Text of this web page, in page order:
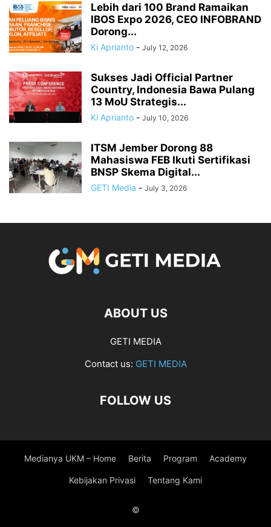
Lebih dari 100 Brand Ramaikan
IBOS Expo 2026, CEO INFOBRAND
Dorong...
Ki Aprianto - July 12, 2026
Sukses Jadi Official Partner
Country, Indonesia Bawa Pulang
13 MoU Strategis...
Ki Aprianto - July 10, 2026
ITSM Jember Dorong 88
Mahasiswa FEB Ikuti Sertifikasi
BNSP Skema Digital...
GETI Media - July 3, 2026
ABOUT US
GETI MEDIA
Contact us: GETI MEDIA
FOLLOW US
Medianya UKM – Home Berita Program Academy
Kebijakan Privasi Tentang Kami
©